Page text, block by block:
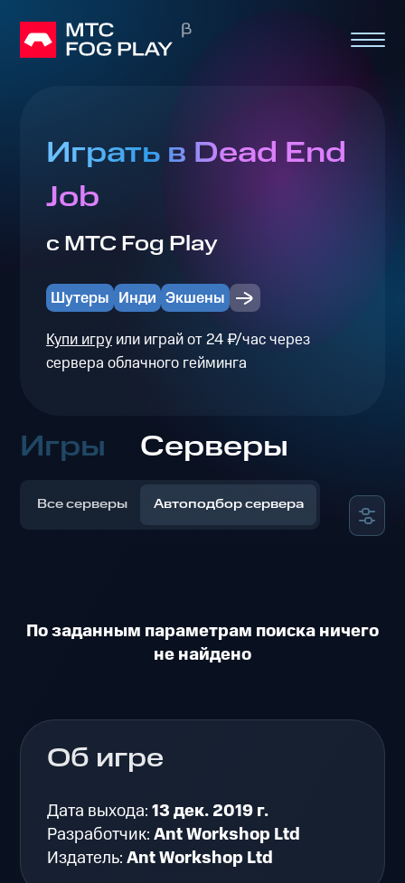
Играть в Dead End
Job
с МТС Fog Play
Шутеры Инди Экшены
Купи игруили играй от 24 ₽/час через
сервера облачного гейминга
Игры Серверы
Все серверы Автоподбор сервера
По заданным параметрам поиска ничего
не найдено
Об игре
Дата выхода:13 дек. 2019 г.
Разработчик:Ant Workshop Ltd
Издатель:Ant Workshop Ltd